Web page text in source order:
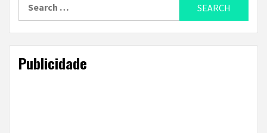
Publicidade